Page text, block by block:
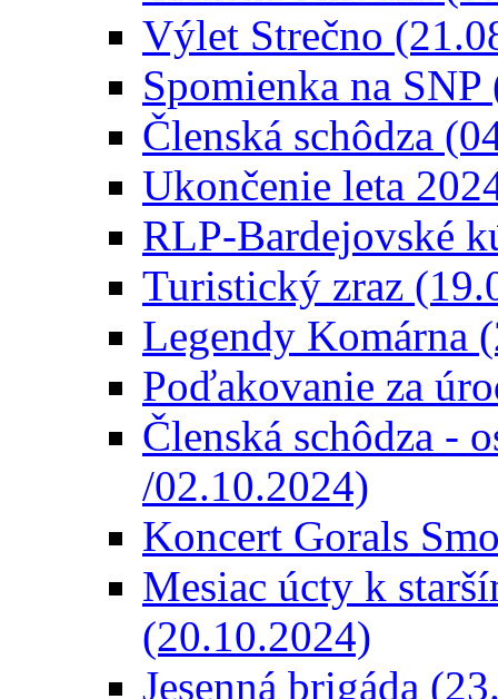
Výlet Strečno
Spomienka na
Členská schôdza
Ukončenie leta
RLP-Bardejovské
Turistický zraz
Legendy Komárna
Poďakovanie za
Členská schôdza -
/02.10.2024)
Koncert Gorals
Mesiac úcty k
(20.10.2024)
Jesenná brigáda